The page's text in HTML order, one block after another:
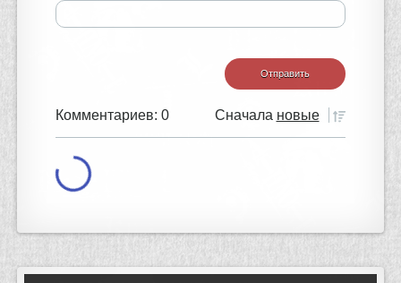
Комментариев: 0 Сначала новые